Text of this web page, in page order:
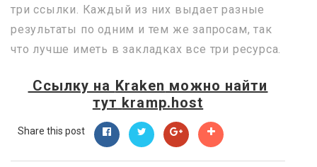
три ссылки. Каждый из них выдает разные
результаты по одним и тем же запросам, так
что лучше иметь в закладках все три ресурса.
Ссылку на Kraken можно найти
тут kramp.host
Share this post